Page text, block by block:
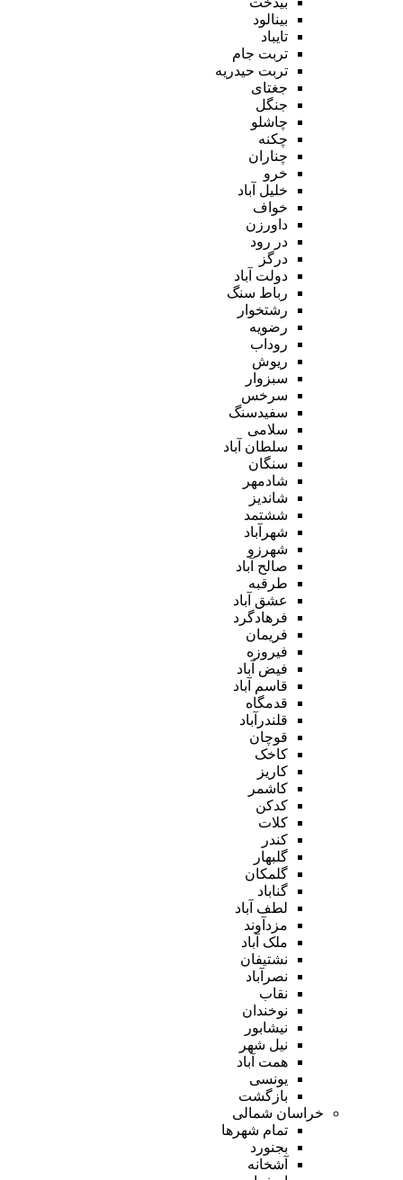
بینالود
تایباد
تربت جام
تربت حیدریه
جغتای
جنگل
چاشلو
چکنه
چناران
خرو
خلیل آباد
خواف
داورزن
در رود
درگز
دولت آباد
رباط سنگ
رشتخوار
رضویه
روداب
ریوش
سبزوار
سرخس
سفیدسنگ
سلامی
سلطان آباد
سنگان
شادمهر
شاندیز
ششتمد
شهرآباد
شهرزو
صالح آباد
طرقبه
عشق آباد
فرهادگرد
فریمان
فیروزه
فیض آباد
قاسم آباد
قدمگاه
قلندرآباد
قوچان
کاخک
کاریز
کاشمر
کدکن
کلات
کندر
گلبهار
گلمکان
گناباد
لطف آباد
مزدآوند
ملک آباد
نشتیفان
نصرآباد
نقاب
نوخندان
نیشابور
نیل شهر
همت آباد
یونسی
بازگشت
خراسان شمالی
تمام شهر‌ها
بجنورد
آشخانه